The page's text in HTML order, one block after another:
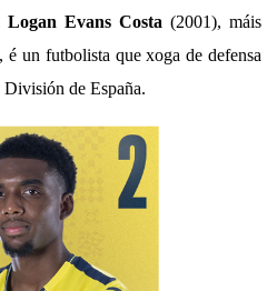
Logan Evans Costa (2001), máis
, é un futbolista que xoga de defensa
de España.